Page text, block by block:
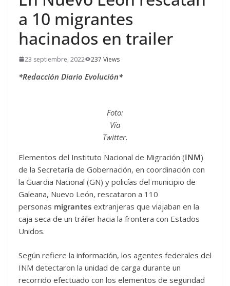
a 10 migrantes
hacinados en trailer
23 septiembre, 2022 237 Views
*Redacción Diario Evolución*
Foto:
Vía
Twitter.
Elementos del Instituto Nacional de Migración (INM)
de la Secretaría de Gobernación, en coordinación con
la Guardia Nacional (GN) y policías del municipio de
Galeana, Nuevo León, rescataron a 110
personas migrantes extranjeras que viajaban en la
caja seca de un tráiler hacia la frontera con Estados
Unidos.
Según refiere la información, los agentes federales del
INM detectaron la unidad de carga durante un
recorrido efectuado con los elementos de seguridad